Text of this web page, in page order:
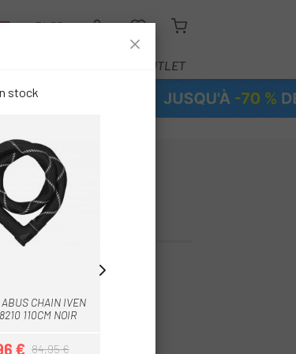
BLOG
OUTLET
stock
CHAIN IVEN
110CM NOIR
€ 84,95 €